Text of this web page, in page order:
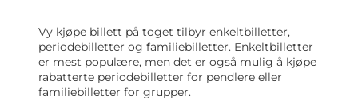
Vy kjøpe billett på toget tilbyr enkeltbilletter,
periodebilletter og familiebilletter. Enkeltbilletter
er mest populære, men det er også mulig å kjøpe
rabatterte periodebilletter for pendlere eller
familiebilletter for grupper.